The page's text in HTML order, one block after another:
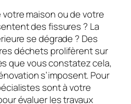
maison ou de votre
des fissures ? La
se dégrade ? Des
déchets prolifèrent sur
que vous constatez cela,
s’imposent. Pour
sont à votre
évaluer les travaux